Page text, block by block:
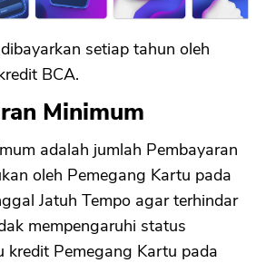
setiap tahun oleh
BCA.
Minimum
adalah jumlah Pembayaran
oleh Pemegang Kartu pada
Jatuh Tempo agar terhindar
mempengaruhi status
kredit Pemegang Kartu pada